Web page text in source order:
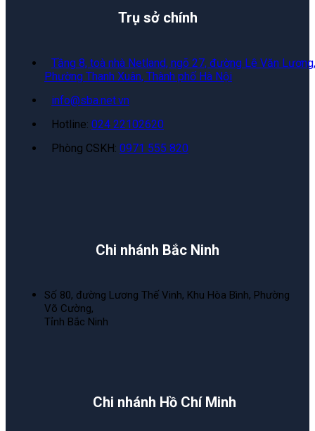
Trụ sở chính
Tầng 8, toà nhà Netland, ngõ 27, đường Lê Văn Lương,
Phường Thanh Xuân, Thành phố Hà Nội
info@sba.net.vn
Hotline: 024 22102620
Phòng CSKH: 0971 555 820
Chi nhánh Bắc Ninh
Số 80, đường Lương Thế Vinh, Khu Hòa Bình, Phường
Võ Cường,
Tỉnh Bắc Ninh
Chi nhánh Hồ Chí Minh